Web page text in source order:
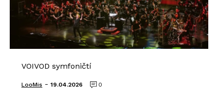
VOIVOD symfoničtí
LooMis - 19.04.2026 0